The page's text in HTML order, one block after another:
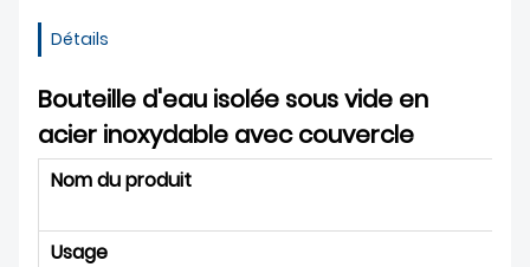
Détails
Bouteille d'eau isolée sous vide en
acier inoxydable avec couvercle
Nom du produit
Usage